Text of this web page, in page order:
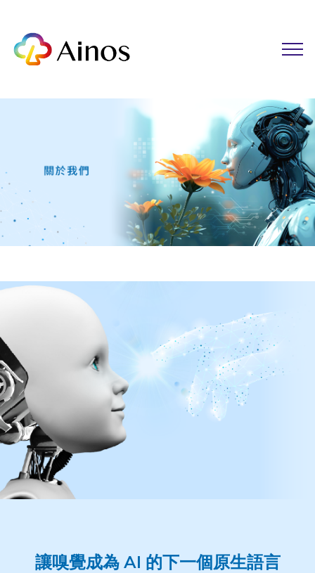
讓嗅覺成為 AI 的下一個原生語言